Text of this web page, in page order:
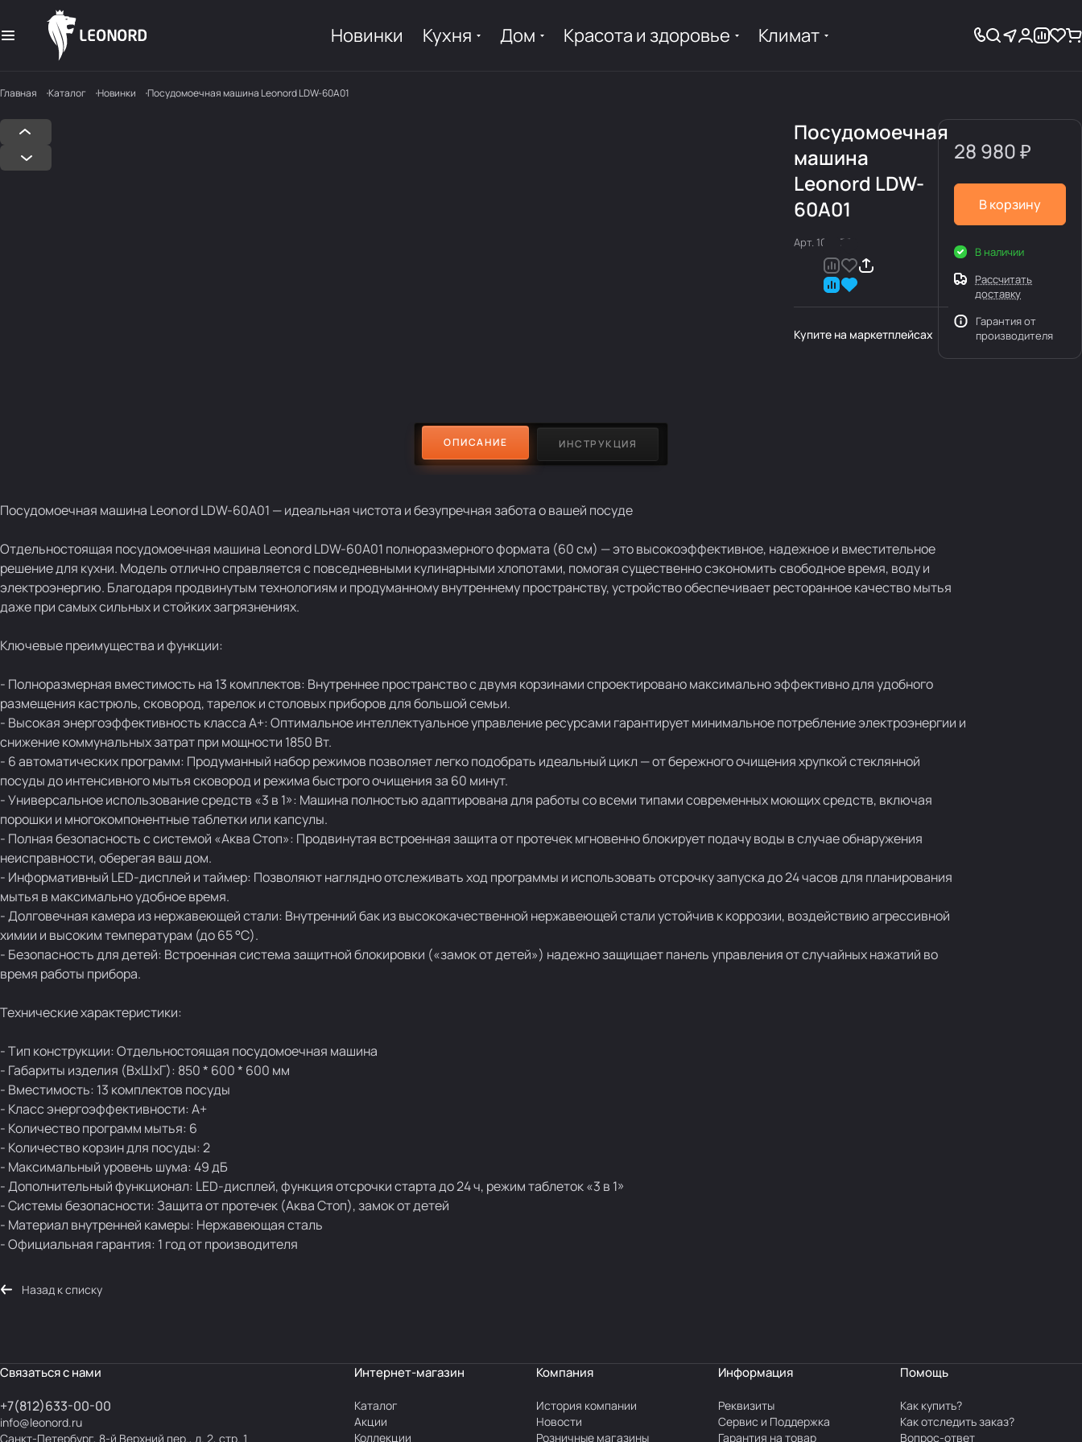
Новинки Кухня Дом Красота и здоровье Климат
Главная Каталог Новинки Посудомоечная машина Leonord LDW-60A01
Посудомоечная
машина
Leonord LDW-
60A01
Арт. 109833
Купите на маркетплейсах
28 980 ₽
В корзину
В наличии
Рассчитать
доставку
Гарантия от
производителя
ОПИСАНИЕ ИНСТРУКЦИЯ
Посудомоечная машина Leonord LDW-60A01 — идеальная чистота и безупречная забота о вашей посуде
Отдельностоящая посудомоечная машина Leonord LDW-60A01 полноразмерного формата (60 см) — это высокоэффективное, надежное и вместительное
решение для кухни. Модель отлично справляется с повседневными кулинарными хлопотами, помогая существенно сэкономить свободное время, воду и
электроэнергию. Благодаря продвинутым технологиям и продуманному внутреннему пространству, устройство обеспечивает ресторанное качество мытья
даже при самых сильных и стойких загрязнениях.
Ключевые преимущества и функции:
- Полноразмерная вместимость на 13 комплектов: Внутреннее пространство с двумя корзинами спроектировано максимально эффективно для удобного
размещения кастрюль, сковород, тарелок и столовых приборов для большой семьи.
- Высокая энергоэффективность класса А+: Оптимальное интеллектуальное управление ресурсами гарантирует минимальное потребление электроэнергии и
снижение коммунальных затрат при мощности 1850 Вт.
- 6 автоматических программ: Продуманный набор режимов позволяет легко подобрать идеальный цикл — от бережного очищения хрупкой стеклянной
посуды до интенсивного мытья сковород и режима быстрого очищения за 60 минут.
- Универсальное использование средств «3 в 1»: Машина полностью адаптирована для работы со всеми типами современных моющих средств, включая
порошки и многокомпонентные таблетки или капсулы.
- Полная безопасность с системой «Аква Стоп»: Продвинутая встроенная защита от протечек мгновенно блокирует подачу воды в случае обнаружения
неисправности, оберегая ваш дом.
- Информативный LED-дисплей и таймер: Позволяют наглядно отслеживать ход программы и использовать отсрочку запуска до 24 часов для планирования
мытья в максимально удобное время.
- Долговечная камера из нержавеющей стали: Внутренний бак из высококачественной нержавеющей стали устойчив к коррозии, воздействию агрессивной
химии и высоким температурам (до 65 °C).
- Безопасность для детей: Встроенная система защитной блокировки («замок от детей») надежно защищает панель управления от случайных нажатий во
время работы прибора.
Технические характеристики:
- Тип конструкции: Отдельностоящая посудомоечная машина
- Габариты изделия (ВхШхГ): 850 * 600 * 600 мм
- Вместимость: 13 комплектов посуды
- Класс энергоэффективности: А+
- Количество программ мытья: 6
- Количество корзин для посуды: 2
- Максимальный уровень шума: 49 дБ
- Дополнительный функционал: LED-дисплей, функция отсрочки старта до 24 ч, режим таблеток «3 в 1»
- Системы безопасности: Защита от протечек (Аква Стоп), замок от детей
- Материал внутренней камеры: Нержавеющая сталь
- Официальная гарантия: 1 год от производителя
Назад к списку
Связаться с нами
+7(812)633-00-00
info@leonord.ru
Санкт-Петербург, 8-й Верхний пер., д. 2, стр. 1
Интернет-магазин
Каталог
Акции
Коллекции
Компания
История компании
Новости
Розничные магазины
Информация
Реквизиты
Сервис и Поддержка
Гарантия на товар
Помощь
Как купить?
Как отследить заказ?
Вопрос-ответ